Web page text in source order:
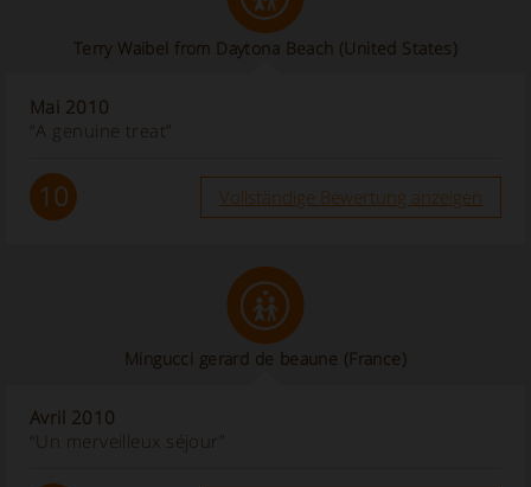
Terry Waibel from Daytona Beach (United States)
Mai 2010
“A genuine treat”
10 Vollständige Bewertung anzeigen
Mingucci gerard de beaune (France)
Avril 2010
“Un merveilleux séjour”